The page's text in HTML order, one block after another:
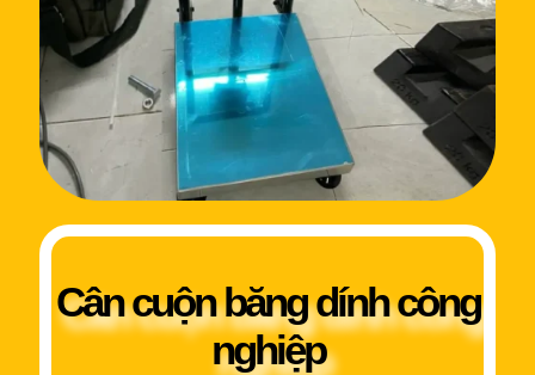
Cân cuộn băng dính công
nghiệp